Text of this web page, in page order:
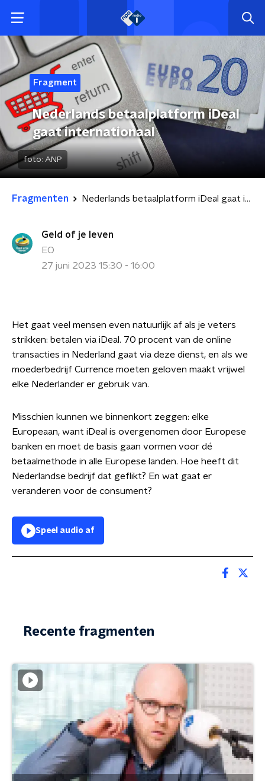
Fragment
Nederlands betaalplatform iDeal
gaat internationaal
foto: ANP
Fragmenten Nederlands betaalplatform iDeal gaat internationaal
Geld of je leven
EO
27 juni 2023 15:30 - 16:00
Het gaat veel mensen even natuurlijk af als je veters
strikken: betalen via iDeal. 70 procent van de online
transacties in Nederland gaat via deze dienst, en als we
moederbedrijf Currence moeten geloven maakt vrijwel
elke Nederlander er gebruik van.
Misschien kunnen we binnenkort zeggen: elke
Europeaan, want iDeal is overgenomen door Europese
banken en moet de basis gaan vormen voor dé
betaalmethode in alle Europese landen. Hoe heeft dit
Nederlandse bedrijf dat geflikt? En wat gaat er
veranderen voor de consument?
Speel audio af
Recente fragmenten